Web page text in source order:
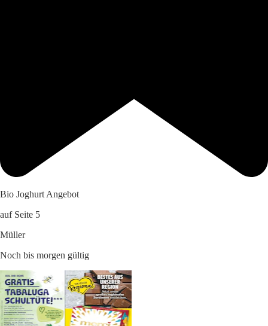
Bio Joghurt Angebot
auf Seite 5
Müller
Noch bis morgen gültig